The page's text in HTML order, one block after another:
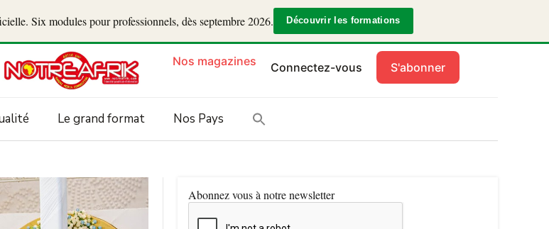
Six modules pour professionnels, dès septembre 2026. Découvrir les formations
Nos magazines Connectez-vous S'abonner
Le grand format Nos Pays
Abonnez vous à notre newsletter